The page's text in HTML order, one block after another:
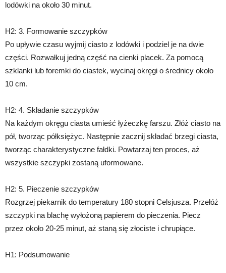
lodówki na około 30 minut.
H2: 3. Formowanie szczypków
Po upływie czasu wyjmij ciasto z lodówki i podziel je na dwie
części. Rozwałkuj jedną część na cienki placek. Za pomocą
szklanki lub foremki do ciastek, wycinaj okręgi o średnicy około
10 cm.
H2: 4. Składanie szczypków
Na każdym okręgu ciasta umieść łyżeczkę farszu. Złóż ciasto na
pół, tworząc półksiężyc. Następnie zacznij składać brzegi ciasta,
tworząc charakterystyczne fałdki. Powtarzaj ten proces, aż
wszystkie szczypki zostaną uformowane.
H2: 5. Pieczenie szczypków
Rozgrzej piekarnik do temperatury 180 stopni Celsjusza. Przełóż
szczypki na blachę wyłożoną papierem do pieczenia. Piecz
przez około 20-25 minut, aż staną się złociste i chrupiące.
H1: Podsumowanie